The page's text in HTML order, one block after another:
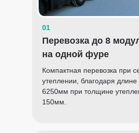
Перевозка до 8
на одной фуре
Компактная перевозка при
утеплении, благодаря
6250мм при толщине
150мм.
01